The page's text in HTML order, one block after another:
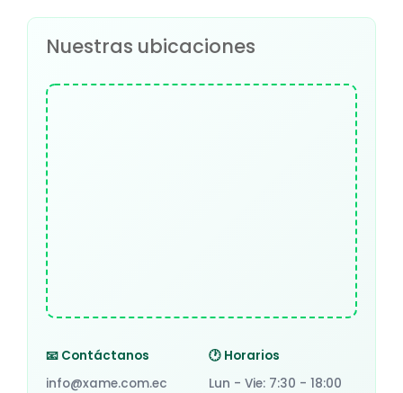
Nuestras ubicaciones
📧 Contáctanos
info@xame.com.ec
🕐 Horarios
Lun - Vie: 7:30 - 18:00